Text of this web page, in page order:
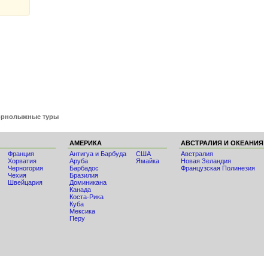
туры
Франция
Хорватия
Черногория
Чехия
Швейцария
АМЕРИКА
Антигуа и Барбуда
Аруба
Барбадос
Бразилия
Доминикана
Канада
Коста-Рика
Куба
Мексика
Перу
США
Ямайка
АВСТРАЛИЯ И ОКЕАНИЯ
Австралия
Новая Зеландия
Французская Полинезия